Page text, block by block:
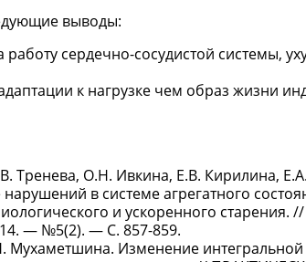
выводы:
сердечно-сосудистой системы,
к нагрузке чем образ жизни
Тренева, О.Н. Ивкина, Е.В. Кирилина,
в системе агрегатного
и ускоренного старения.
— №5(2). — С. 857-859.
Изменение интегральной